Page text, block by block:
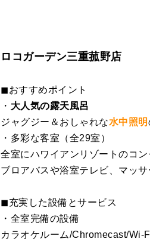
ロコガーデン三重菰野店
◼︎おすすめポイント
・ 大人気の露天風呂
ジャグジー＆おしゃれな水中照明
・多彩な客室（全29室）
全室にハワイアンリゾートのコ
ブロアバスや浴室テレビ、マッ
◼︎充実した設備とサービス
・全室完備の設備
カラオケルーム/Chromecast/Wi-